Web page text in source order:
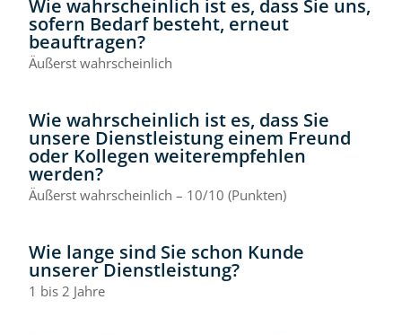
Wie wahrscheinlich ist es, dass Sie uns,
sofern Bedarf besteht, erneut
beauftragen?
Äußerst wahrscheinlich
Wie wahrscheinlich ist es, dass Sie
unsere Dienstleistung einem Freund
oder Kollegen weiterempfehlen
werden?
Äußerst wahrscheinlich – 10/10 (Punkten)
Wie lange sind Sie schon Kunde
unserer Dienstleistung?
1 bis 2 Jahre